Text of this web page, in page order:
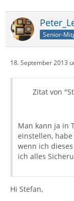
Senior-
18. September 2013
Zitat von
Man kann ja in
einstellen,
wenn ich
ich alles
Hi Stefan,